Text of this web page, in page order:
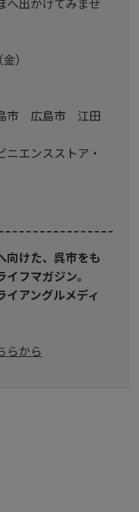
）
市 広島市 江田
エンスストア・
向けた、呉市をも
フマガジン。
イアングルメディ
らから